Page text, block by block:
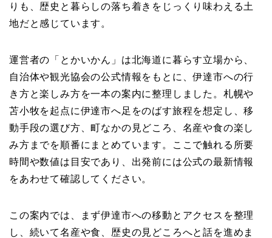
りも、歴史と暮らしの落ち着きをじっくり味わえる土
地だと感じています。
運営者の「とかいかん」は北海道に暮らす立場から、
自治体や観光協会の公式情報をもとに、伊達市への行
き方と楽しみ方を一本の案内に整理しました。札幌や
苫小牧を起点に伊達市へ足をのばす旅程を想定し、移
動手段の選び方、町なかの見どころ、名産や食の楽し
み方までを順番にまとめています。ここで触れる所要
時間や数値は目安であり、出発前には公式の最新情報
をあわせて確認してください。
この案内では、まず伊達市への移動とアクセスを整理
し、続いて名産や食、歴史の見どころへと話を進めま